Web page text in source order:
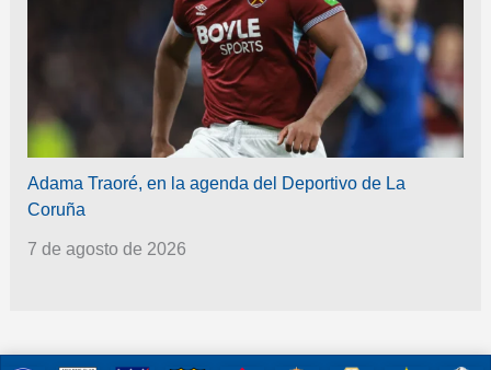
Adama Traoré, en la agenda del Deportivo de La
Coruña
7 de agosto de 2026